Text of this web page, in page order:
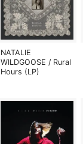
NATALIE
WILDGOOSE / Rural
Hours (LP)